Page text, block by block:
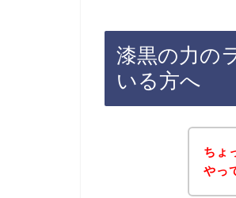
漆黒の力の
いる方へ
ちょ
やっ